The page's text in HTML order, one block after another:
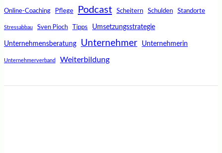
Online-Coaching Pflege Podcast Scheitern Schulden Standorte
Stressabbau Sven Pioch Tipps Umsetzungsstrategie
Unternehmensberatung Unternehmer Unternehmerin
Unternehmerverband Weiterbildung